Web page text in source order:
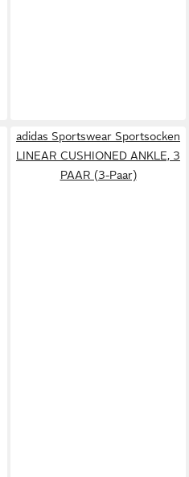
adidas Sportswear Sportsocken
LINEAR CUSHIONED ANKLE, 3
PAAR (3-Paar)